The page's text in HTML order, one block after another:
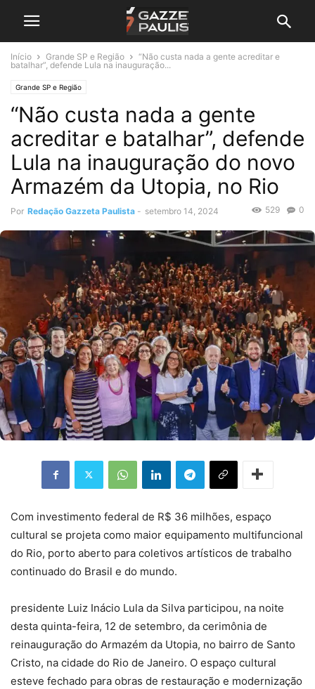
Início Grande SP e Região
“Não custa nada a gente acreditar e
batalhar”, defende Lula na inauguração...
Grande SP e Região
“Não custa nada a gente
acreditar e batalhar”, defende
Lula na inauguração do novo
Armazém da Utopia, no Rio
Por Redação Gazzeta Paulista - setembro 14, 2024 0
529
Com investimento federal de R$ 36 milhões, espaço
cultural se projeta como maior equipamento multifuncional
do Rio, porto aberto para coletivos artísticos de trabalho
continuado do Brasil e do mundo.
presidente Luiz Inácio Lula da Silva participou, na noite
desta quinta-feira, 12 de setembro, da cerimônia de
reinauguração do Armazém da Utopia, no bairro de Santo
Cristo, na cidade do Rio de Janeiro. O espaço cultural
esteve fechado para obras de restauração e modernização